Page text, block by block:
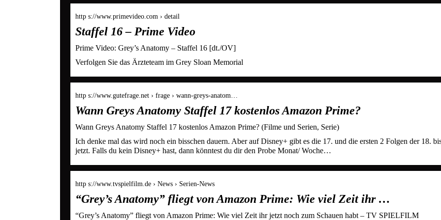
http s://www.primevideo.com › detail
Staffel 16 – Prime Video
Prime Video: Grey’s Anatomy – Staffel 16 [dt./OV]
Verfolgen Sie das Ärzteteam im Grey Sloan Memorial
http s://www.gutefrage.net › frage › wann-greys-anatom…
Wann Greys Anatomy Staffel 17 kostenlos Amazon Prime?
Wann Greys Anatomy Staffel 17 kostenlos Amazon Prime? (Filme und Serien, Serie)
Ich denke mal das wird noch ein bisschen dauern. Aber auf Disney+ gibt es die 17. und die ersten 2 Folgen der 18.
jetzt. Falls du kein Disney+ hast, dann könntest du dir den Probe Monat/ Woche…
http s://www.tvspielfilm.de › News › Serien-News
“Grey’s Anatomy” fliegt von Amazon Prime: Wie viel Zeit ihr …
“Grey’s Anatomy” fliegt von Amazon Prime: Wie viel Zeit ihr jetzt noch zum Schauen habt – TV SPIELFILM